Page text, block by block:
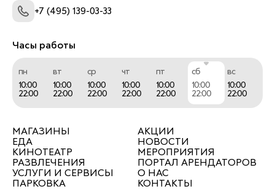
+7 (495) 139-03-33
Часы работы
пн
10:00
22:00
вт
10:00
22:00
ср
10:00
22:00
чт
10:00
22:00
пт
10:00
22:00
сб
10:00
22:00
вс
10:00
22:00
МАГАЗИНЫ
ЕДА
КИНОТЕАТР
РАЗВЛЕЧЕНИЯ
УСЛУГИ И СЕРВИСЫ
ПАРКОВКА
АКЦИИ
НОВОСТИ
МЕРОПРИЯТИЯ
ПОРТАЛ АРЕНДАТОРОВ
О НАС
КОНТАКТЫ